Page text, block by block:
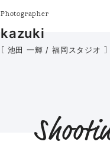
Photographer
kazuki
［ 池田 一輝 / 福岡スタジオ ］